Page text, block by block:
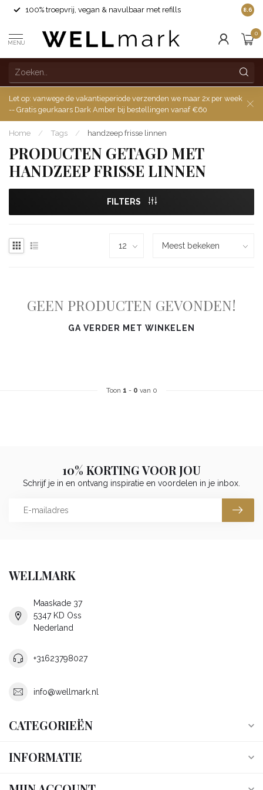
100% troepvrij, vegan & navulbaar met refills 8.6
MENU
0
Let op: vanwege de vakantieperiode verzenden we maar 2x per week
-- Gratis geurkaars Dark Amber bij bestellingen vanaf €60
Home / Tags / handzeep frisse linnen
PRODUCTEN GETAGD MET
HANDZEEP FRISSE LINNEN
FILTERS
GEEN PRODUCTEN GEVONDEN!
GA VERDER MET WINKELEN
Toon 1 - 0 van 0
10% KORTING VOOR JOU
Schrijf je in en ontvang inspiratie en voordelen in je inbox.
WELLMARK
Maaskade 37
5347 KD Oss
Nederland
+31623798027
info@wellmark.nl
CATEGORIEËN
INFORMATIE